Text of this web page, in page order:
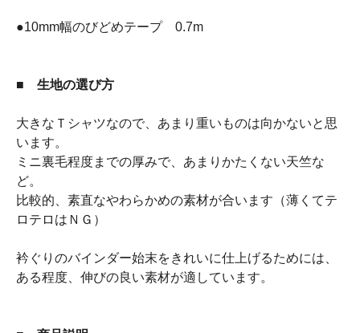
●10mm幅のびどめテープ 0.7m
■ 生地の選び方
大きなＴシャツなので、あまり重いものは向かないと思
います。
ミニ裏毛程度までの厚みで、あまりかたくない天竺な
ど。
比較的、素直なやわらかめの素材が合います（薄くてテ
ロテロはＮＧ）
衿ぐりのバインダー始末をきれいに仕上げるためには、
ある程度、伸びの良い素材が適しています。